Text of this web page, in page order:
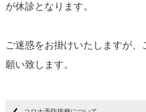
が休診となります。
ご迷惑をお掛けいたしますが
願い致します。